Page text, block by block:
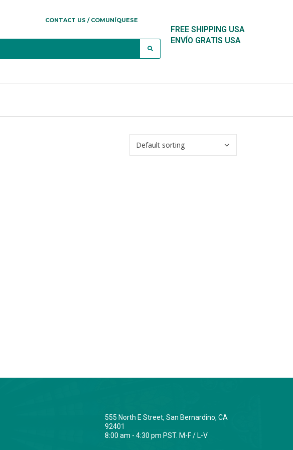
CONTACT US / COMUNÍQUESE
FREE SHIPPING USA
ENVÍO GRATIS USA
555 North E Street, San Bernardino, CA
92401
8:00 am - 4:30 pm PST. M-F / L-V